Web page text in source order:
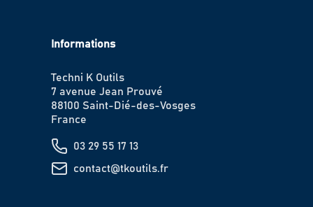
Informations
Techni K Outils
7 avenue Jean Prouvé
88100 Saint-Dié-des-Vosges
France
03 29 55 17 13
contact@tkoutils.fr